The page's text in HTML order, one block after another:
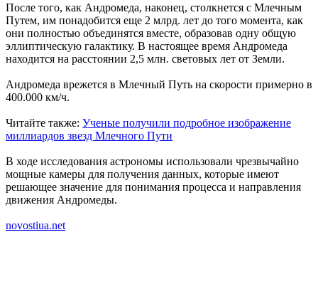
После того, как Андромеда, наконец, столкнется с Млечным
Путем, им понадобится еще 2 млрд. лет до того момента, как
они полностью объединятся вместе, образовав одну общую
эллиптическую галактику. В настоящее время Андромеда
находится на расстоянии 2,5 млн. световых лет от Земли.
Андромеда врежется в Млечный Путь на скорости примерно в
400.000 км/ч.
Читайте также: Ученые получили подробное изображение
миллиардов звезд Млечного Пути
В ходе исследования астрономы использовали чрезвычайно
мощные камеры для получения данных, которые имеют
решающее значение для понимания процесса и направления
движения Андромеды.
novostiua.net